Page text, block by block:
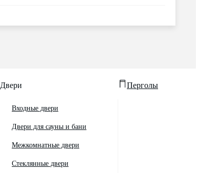
Двери
Входные двери
Двери для сауны и бани
Межкомнатные двери
Стеклянные двери
Перголы